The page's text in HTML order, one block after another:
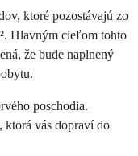
ktoré pozostávajú zo
Hlavným cieľom tohto
že bude naplnený
poschodia.
vás dopraví do